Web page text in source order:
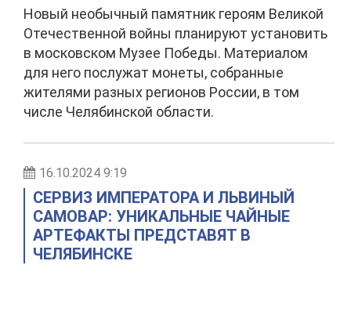
Новый необычный памятник героям Великой
Отечественной войны планируют установить
в московском Музее Победы. Материалом
для него послужат монеты, собранные
жителями разных регионов России, в том
числе Челябинской области.
16.10.2024 9:19
СЕРВИЗ ИМПЕРАТОРА И ЛЬВИНЫЙ
САМОВАР: УНИКАЛЬНЫЕ ЧАЙНЫЕ
АРТЕФАКТЫ ПРЕДСТАВЯТ В
ЧЕЛЯБИНСКЕ